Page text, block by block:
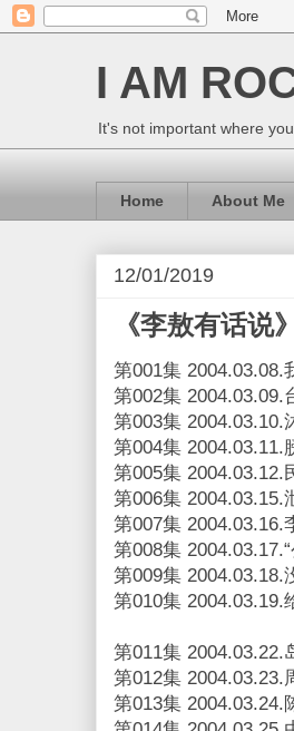
I AM
It's not important where
Home About Me
12/01/2019
《李敖有话说
第001集
第002集
第003集 2004.03.10.
第004集 2004.03.11.
第005集 2004.03.12.
第006集
第007集 2004.03.16.
第008集
第009集
第010集 2004.03.19.
第011集 2004.03.22.
第012集 2004.03.23.
第013集 2004.03.24.